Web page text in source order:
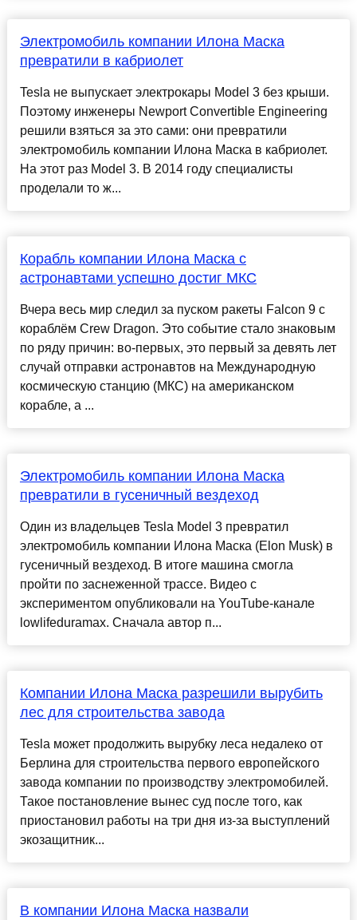
Электромобиль компании Илона Маска
превратили в кабриолет
Tesla не выпускает электрокары Model 3 без крыши.
Поэтому инженеры Newport Convertible Engineering
решили взяться за это сами: они превратили
электромобиль компании Илона Маска в кабриолет.
На этот раз Model 3. В 2014 году специалисты
проделали то ж...
Корабль компании Илона Маска с
астронавтами успешно достиг МКС
Вчера весь мир следил за пуском ракеты Falcon 9 с
кораблём Crew Dragon. Это событие стало знаковым
по ряду причин: во-первых, это первый за девять лет
случай отправки астронавтов на Международную
космическую станцию (МКС) на американском
корабле, а ...
Электромобиль компании Илона Маска
превратили в гусеничный вездеход
Один из владельцев Tesla Model 3 превратил
электромобиль компании Илона Маска (Elon Musk) в
гусеничный вездеход. В итоге машина смогла
пройти по заснеженной трассе. Видео с
экспериментом опубликовали на YouTube-канале
lowlifeduramax. Сначала автор п...
Компании Илона Маска разрешили вырубить
лес для строительства завода
Tesla может продолжить вырубку леса недалеко от
Берлина для строительства первого европейского
завода компании по производству электромобилей.
Такое постановление вынес суд после того, как
приостановил работы на три дня из-за выступлений
экозащитник...
В компании Илона Маска назвали